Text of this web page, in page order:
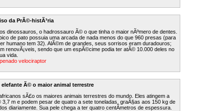
da PrÃ©-histÃ³ria
dinossauros, o hadrossauro Ã© o que tinha o maior nÃºmero de dentes.
de pato possuia uma arcada de nada menos do que 960 presas (para
humano tem 32). AlÃ©m de grandes, seus sorrisos eram duradouros;
renovÃ¡veis, sendo que um espÃ©cime podia ter atÃ© 10.000 deles no
vida.
velociraptor
Ã© o maior animal terrestre
sÃ£o os maiores animais terrestres do mundo. Eles atingem a
3,7 m e podem pesar de quatro a sete toneladas, graÃ§as aos 150 kg de
diariamente. Sua pele chega a ter quatro centÃ­metros de espessura.